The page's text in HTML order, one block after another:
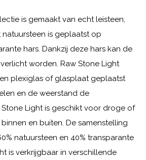
is gemaakt van echt leisteen,
natuursteen is geplaatst op
hars. Dankzij deze hars kan de
worden. Raw Stone Light
plexiglas of glasplaat geplaatst
en de weerstand de
Stone Light is geschikt voor droge of
en buiten. De samenstelling
natuursteen en 40% transparante
is verkrijgbaar in verschillende